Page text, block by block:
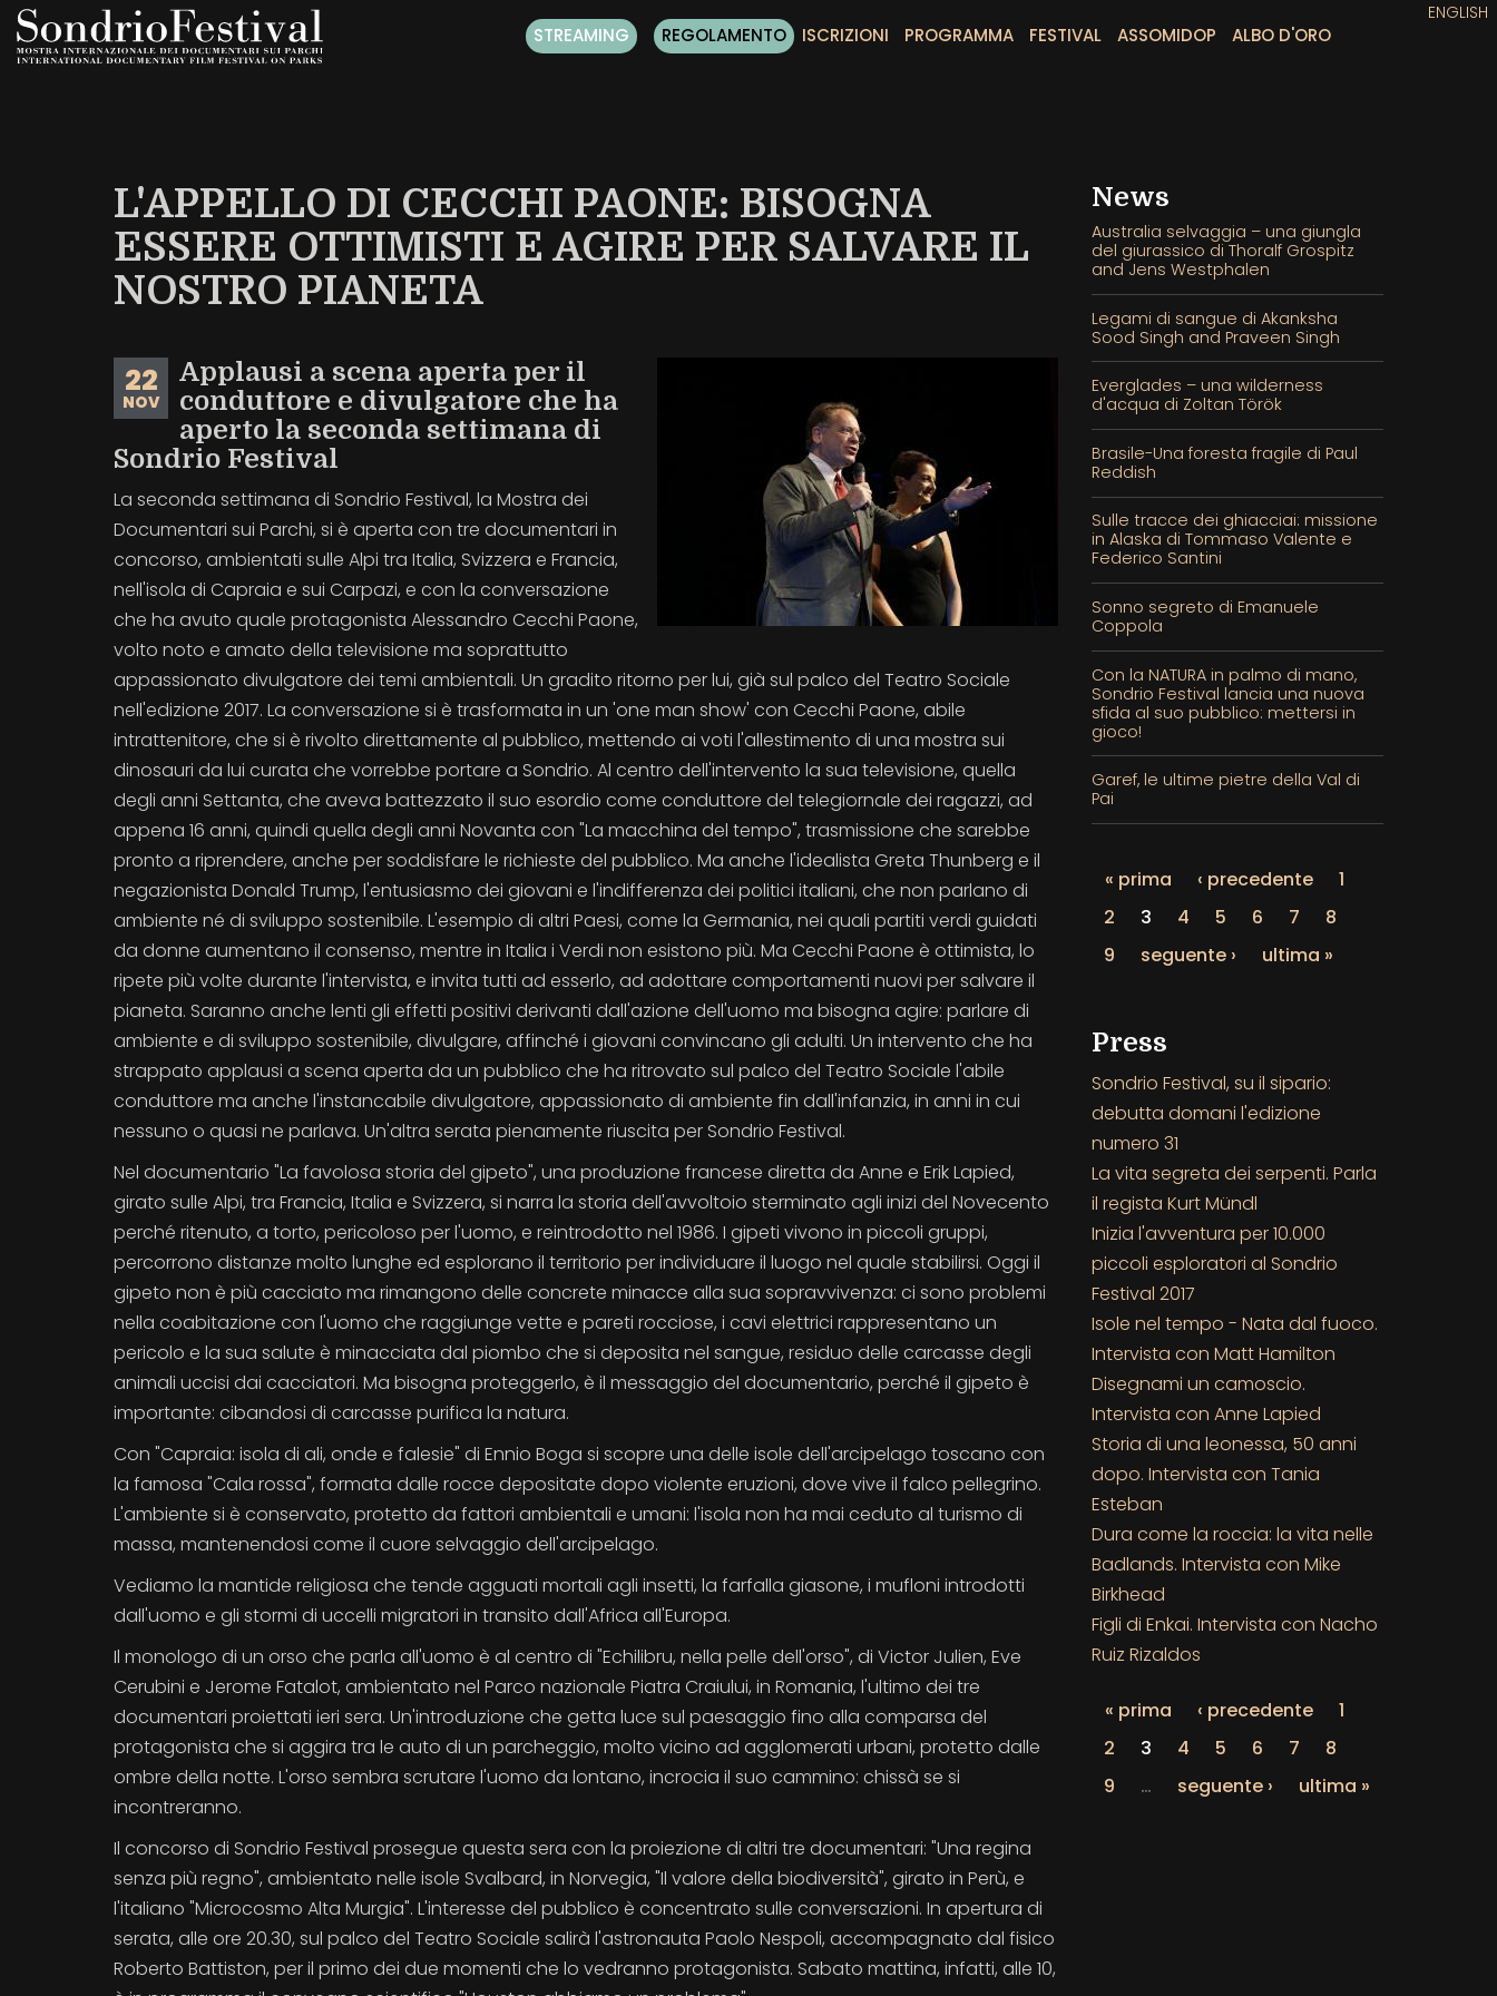
Salta
STREAMING REGOLAMENTO ISCRIZIONI PROGRAMMA FESTIVAL ASSOMIDOP ALBO D'ORO
ENGLISH
L'APPELLO DI CECCHI PAONE: BISOGNA
ESSERE OTTIMISTI E AGIRE PER SALVARE IL
NOSTRO PIANETA
22
NOV
Applausi a scena aperta per il
conduttore e divulgatore che ha
aperto la seconda settimana di
Sondrio Festival
La seconda settimana di Sondrio Festival, la Mostra dei
Documentari sui Parchi, si è aperta con tre documentari in
concorso, ambientati sulle Alpi tra Italia, Svizzera e Francia,
nell'isola di Capraia e sui Carpazi, e con la conversazione
che ha avuto quale protagonista Alessandro Cecchi Paone,
volto noto e amato della televisione ma soprattutto
appassionato divulgatore dei temi ambientali. Un gradito ritorno per lui, già sul palco del Teatro Sociale
nell'edizione 2017. La conversazione si è trasformata in un 'one man show' con Cecchi Paone, abile
intrattenitore, che si è rivolto direttamente al pubblico, mettendo ai voti l'allestimento di una mostra sui
dinosauri da lui curata che vorrebbe portare a Sondrio. Al centro dell'intervento la sua televisione, quella
degli anni Settanta, che aveva battezzato il suo esordio come conduttore del telegiornale dei ragazzi, ad
appena 16 anni, quindi quella degli anni Novanta con "La macchina del tempo", trasmissione che sarebbe
pronto a riprendere, anche per soddisfare le richieste del pubblico. Ma anche l'idealista Greta Thunberg e il
negazionista Donald Trump, l'entusiasmo dei giovani e l'indifferenza dei politici italiani, che non parlano di
ambiente né di sviluppo sostenibile. L'esempio di altri Paesi, come la Germania, nei quali partiti verdi guidati
da donne aumentano il consenso, mentre in Italia i Verdi non esistono più. Ma Cecchi Paone è ottimista, lo
ripete più volte durante l'intervista, e invita tutti ad esserlo, ad adottare comportamenti nuovi per salvare il
pianeta. Saranno anche lenti gli effetti positivi derivanti dall'azione dell'uomo ma bisogna agire: parlare di
ambiente e di sviluppo sostenibile, divulgare, affinché i giovani convincano gli adulti. Un intervento che ha
strappato applausi a scena aperta da un pubblico che ha ritrovato sul palco del Teatro Sociale l'abile
conduttore ma anche l'instancabile divulgatore, appassionato di ambiente fin dall'infanzia, in anni in cui
nessuno o quasi ne parlava. Un'altra serata pienamente riuscita per Sondrio Festival.
Nel documentario "La favolosa storia del gipeto", una produzione francese diretta da Anne e Erik Lapied,
girato sulle Alpi, tra Francia, Italia e Svizzera, si narra la storia dell'avvoltoio sterminato agli inizi del Novecento
perché ritenuto, a torto, pericoloso per l'uomo, e reintrodotto nel 1986. I gipeti vivono in piccoli gruppi,
percorrono distanze molto lunghe ed esplorano il territorio per individuare il luogo nel quale stabilirsi. Oggi il
gipeto non è più cacciato ma rimangono delle concrete minacce alla sua sopravvivenza: ci sono problemi
nella coabitazione con l'uomo che raggiunge vette e pareti rocciose, i cavi elettrici rappresentano un
pericolo e la sua salute è minacciata dal piombo che si deposita nel sangue, residuo delle carcasse degli
animali uccisi dai cacciatori. Ma bisogna proteggerlo, è il messaggio del documentario, perché il gipeto è
importante: cibandosi di carcasse purifica la natura.
Con "Capraia: isola di ali, onde e falesie" di Ennio Boga si scopre una delle isole dell'arcipelago toscano con
la famosa "Cala rossa", formata dalle rocce depositate dopo violente eruzioni, dove vive il falco pellegrino.
L'ambiente si è conservato, protetto da fattori ambientali e umani: l'isola non ha mai ceduto al turismo di
massa, mantenendosi come il cuore selvaggio dell'arcipelago.
Vediamo la mantide religiosa che tende agguati mortali agli insetti, la farfalla giasone, i mufloni introdotti
dall'uomo e gli stormi di uccelli migratori in transito dall'Africa all'Europa.
Il monologo di un orso che parla all'uomo è al centro di "Echilibru, nella pelle dell'orso", di Victor Julien, Eve
Cerubini e Jerome Fatalot, ambientato nel Parco nazionale Piatra Craiului, in Romania, l'ultimo dei tre
documentari proiettati ieri sera. Un'introduzione che getta luce sul paesaggio fino alla comparsa del
protagonista che si aggira tra le auto di un parcheggio, molto vicino ad agglomerati urbani, protetto dalle
ombre della notte. L'orso sembra scrutare l'uomo da lontano, incrocia il suo cammino: chissà se si
incontreranno.
Il concorso di Sondrio Festival prosegue questa sera con la proiezione di altri tre documentari: "Una regina
senza più regno", ambientato nelle isole Svalbard, in Norvegia, "Il valore della biodiversità", girato in Perù, e
l'italiano "Microcosmo Alta Murgia". L'interesse del pubblico è concentrato sulle conversazioni. In apertura di
serata, alle ore 20.30, sul palco del Teatro Sociale salirà l'astronauta Paolo Nespoli, accompagnato dal fisico
Roberto Battiston, per il primo dei due momenti che lo vedranno protagonista. Sabato mattina, infatti, alle 10,
News
Australia selvaggia – una giungla
del giurassico di Thoralf Grospitz
and Jens Westphalen
Legami di sangue di Akanksha
Sood Singh and Praveen Singh
Everglades – una wilderness
d'acqua di Zoltan Török
Brasile-Una foresta fragile di Paul
Reddish
Sulle tracce dei ghiacciai: missione
in Alaska di Tommaso Valente e
Federico Santini
Sonno segreto di Emanuele
Coppola
Con la NATURA in palmo di mano,
Sondrio Festival lancia una nuova
sfida al suo pubblico: mettersi in
gioco!
Garef, le ultime pietre della Val di
Pai
« prima ‹ precedente
1
2
3 4 5 6 7
8
9
seguente › ultima »
Press
Sondrio Festival, su il sipario:
debutta domani l'edizione
numero 31
La vita segreta dei serpenti. Parla
il regista Kurt Mündl
Inizia l'avventura per 10.000
piccoli esploratori al Sondrio
Festival 2017
Isole nel tempo - Nata dal fuoco.
Intervista con Matt Hamilton
Disegnami un camoscio.
Intervista con Anne Lapied
Storia di una leonessa, 50 anni
dopo. Intervista con Tania
Esteban
Dura come la roccia: la vita nelle
Badlands. Intervista con Mike
Birkhead
Figli di Enkai. Intervista con Nacho
Ruiz Rizaldos
« prima ‹ precedente
1
2
3 4 5 6 7
8
9
… seguente › ultima »